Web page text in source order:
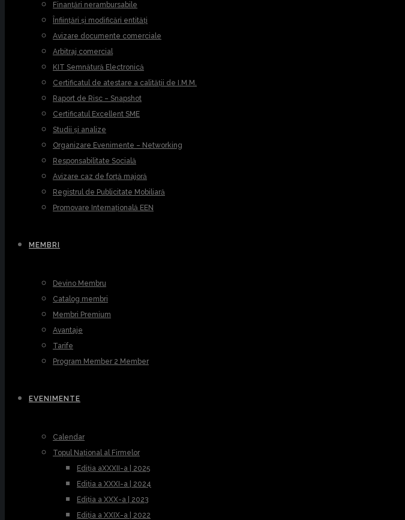
Finanțări nerambursabile
Înființări și modificări entități
Avizare documente comerciale
Arbitraj comercial
KIT Semnătură Electronică
Certificatul de atestare a calității de I.M.M.
Raport de Risc – Snapshot
Certificatul Excellent SME
Studii și analize
Organizare Evenimente – Networking
Responsabilitate Socială
Avizare caz de forță majoră
Registrul de Publicitate Mobiliară
Promovare Internațională EEN
MEMBRI
Devino Membru
Catalog membri
Membri Premium
Avantaje
Tarife
Program Member 2 Member
EVENIMENTE
Calendar
Topul Național al Firmelor
Ediția aXXXII-a | 2025
Ediția a XXXI-a | 2024
Ediția a XXX-a | 2023
Ediția a XXIX-a | 2022